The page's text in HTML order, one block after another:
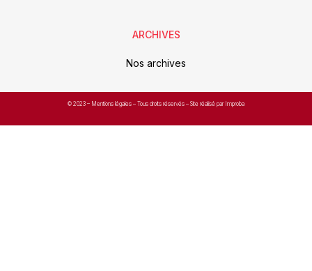
ARCHIVES
Nos archives
© 2023 – Mentions légales – Tous droits réservés – Site réalisé par Improba